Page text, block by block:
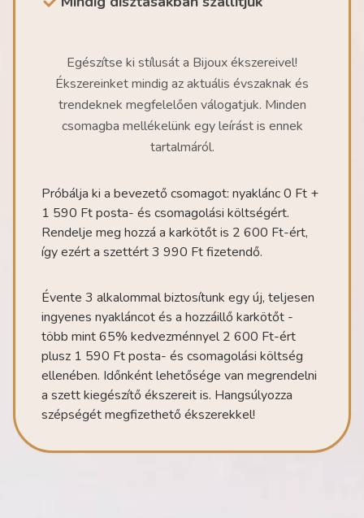
Egészítse ki stílusát a Bijoux ékszereivel!
Ékszereinket mindig az aktuális évszaknak és
trendeknek megfelelően válogatjuk. Minden
csomagba mellékelünk egy leírást is ennek
tartalmáról.
Próbálja ki a bevezető csomagot: nyaklánc 0 Ft +
1 590 Ft posta- és csomagolási költségért.
Rendelje meg hozzá a karkötőt is 2 600 Ft-ért,
így ezért a szettért 3 990 Ft fizetendő.
Évente 3 alkalommal biztosítunk egy új, teljesen
ingyenes nyakláncot és a hozzáillő karkötőt -
több mint 65% kedvezménnyel 2 600 Ft-ért
plusz 1 590 Ft posta- és csomagolási költség
ellenében. Időnként lehetősége van megrendelni
a szett kiegészítő ékszereit is. Hangsúlyozza
szépségét megfizethető ékszerekkel!